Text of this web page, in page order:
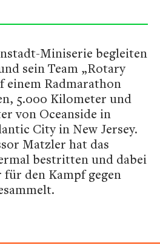
Miniserie begleiten
sein Team „Rotary
einem Radmarathon
5.000 Kilometer und
von Oceanside in
City in New Jersey.
Matzler hat das
bestritten und dabei
den Kampf gegen